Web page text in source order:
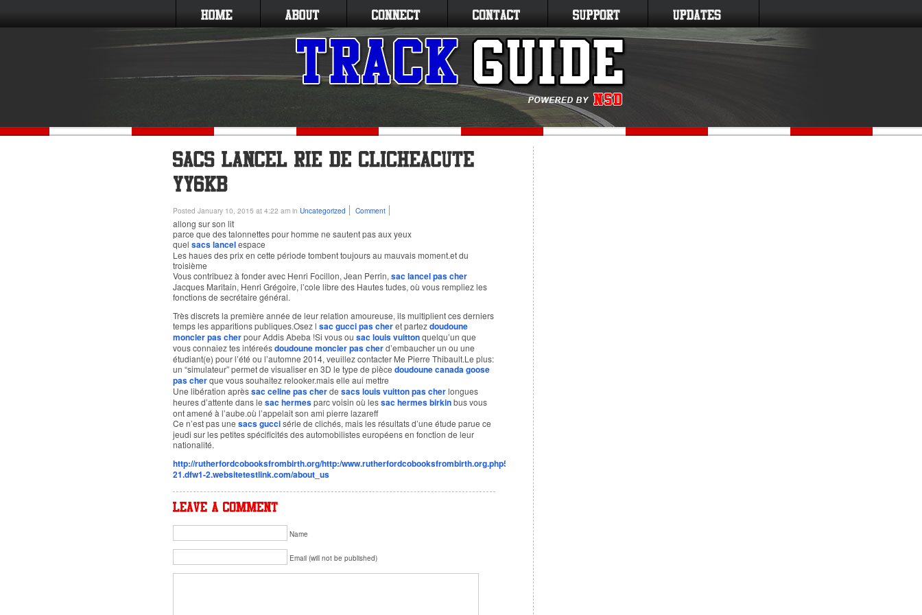
Posted January 10, 2015 at 4:22 am in Uncategorized Comment
allong sur son lit
parce que des talonnettes pour homme ne sautent pas aux yeux
quel sacs lancelespace
Les haues des prix en cette période tombent toujours au mauvais moment.et du
troisième
Vous contribuez à fonder avec Henri Focillon, Jean Perrin, sac lancel pas cher
Jacques Maritain, Henri Grégoire, l’cole libre des Hautes tudes, où vous rempliez les
fonctions de secrétaire général.
Très discrets la première année de leur relation amoureuse, ils multiplient ces derniers
temps les apparitions publiques.Osez l sac gucci pas cheret partezdoudoune
moncler pas cherpour Addis Abeba !Si vous ou sac louis vuittonquelqu’un que
vous connaiez tes intéreésdoudoune moncler pas cherd’embaucher un ou une
étudiant(e) pour l’été ou l’automne 2014, veuillez contacter Me Pierre Thibault.Le plus:
un “simulateur” permet de visualiser en 3D le type de pièce doudoune canada goose
pas cherque vous souhaitez relooker.mais elle aui mettre
Une libération aprèssac celine pas cherde sacs louis vuitton pas cherlongues
heures d’attente dans le sac hermesparc voisin où lessac hermes birkinbus vous
ont amené à l’aube.où l’appelait son ami pierre lazareff
Ce n’est pas une sacs guccisérie de clichés, mais les résultats d’une étude parue ce
jeudi sur les petites spécificités des automobilistes européens en fonction de leur
nationalité.
http://rutherfordcobooksfrombirth.org/http:/www.rutherfordcobooksfrombirth.org.php5-
21.dfw1-2.websitetestlink.com/about_us
Name
Email (will not be published)